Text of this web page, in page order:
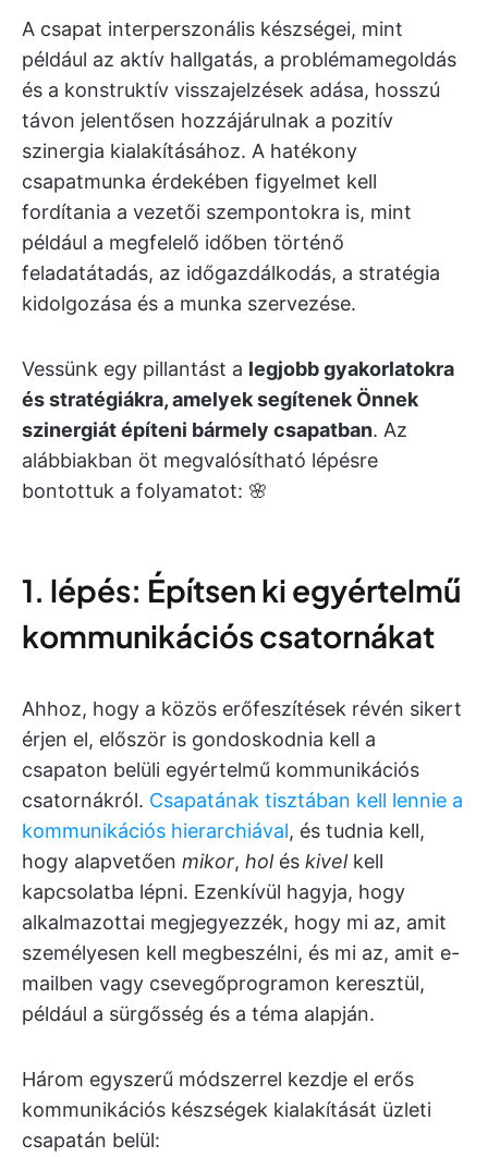
A csapat interperszonális készségei, mint
például az aktív hallgatás, a problémamegoldás
és a konstruktív visszajelzések adása, hosszú
távon jelentősen hozzájárulnak a pozitív
szinergia kialakításához. A hatékony
csapatmunka érdekében figyelmet kell
fordítania a vezetői szempontokra is, mint
például a megfelelő időben történő
feladatátadás, az időgazdálkodás, a stratégia
kidolgozása és a munka szervezése.
Vessünk egy pillantást a legjobb gyakorlatokra
és stratégiákra, amelyek segítenek Önnek
szinergiát építeni bármely csapatban. Az
alábbiakban öt megvalósítható lépésre
bontottuk a folyamatot: 🌸
1. lépés: Építsen ki egyértelmű
kommunikációs csatornákat
Ahhoz, hogy a közös erőfeszítések révén sikert
érjen el, először is gondoskodnia kell a
csapaton belüli egyértelmű kommunikációs
csatornákról. Csapatának tisztában kell lennie a
kommunikációs hierarchiával, és tudnia kell,
hogy alapvetően mikor, holés kivelkell
kapcsolatba lépni. Ezenkívül hagyja, hogy
alkalmazottai megjegyezzék, hogy mi az, amit
személyesen kell megbeszélni, és mi az, amit e-
mailben vagy csevegőprogramon keresztül,
például a sürgősség és a téma alapján.
Három egyszerű módszerrel kezdje el erős
kommunikációs készségek kialakítását üzleti
csapatán belül: